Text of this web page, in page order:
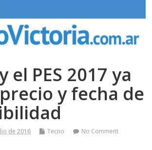
el PES 2017 ya
y fecha de
de 2016 Tecno No Comment